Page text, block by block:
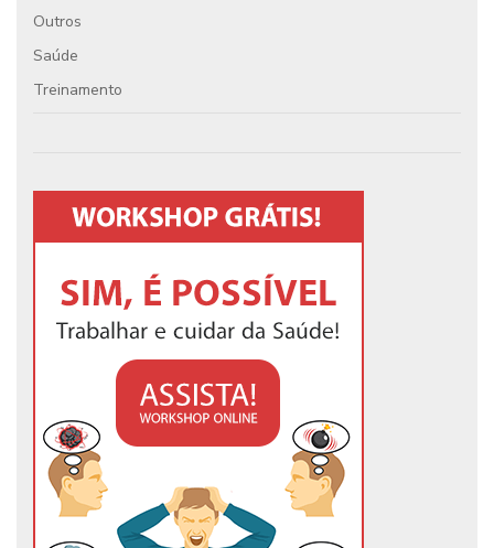
Outros
Saúde
Treinamento